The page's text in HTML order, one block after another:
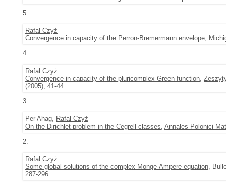
5.
Rafał Czyż
Convergence in capacity of the Perron-Bremermann envelope,
4.
Rafał Czyż
Convergence in capacity of the pluricomplex Green function,
(2005), 41-44
3.
Per Ahag, Rafał Czyż
On the Dirichlet problem in the Cegrell classes, Annales Polonici
2.
Rafał Czyż
Some global solutions of the complex Monge-Ampere equation,
287-296